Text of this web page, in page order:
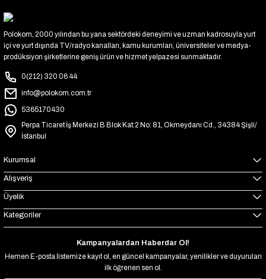
Polokom, 2000 yılından bu yana sektördeki deneyimi ve uzman kadrosuyla yurt
içi ve yurt dışında TV/radyo kanalları, kamu kurumları, üniversiteler ve medya-
prodüksiyon şirketlerine geniş ürün ve hizmet yelpazesi sunmaktadır.
0(212) 320 06 44
info@polokom.com.tr
5365170430
Perpa Ticaret İş Merkezi B Blok Kat:2 No: 81, Okmeydanı Cd., 34384 Şişli/
İstanbul
Kurumsal
Alışveriş
Üyelik
Kategoriler
Kampanyalardan Haberdar Ol!
Hemen E-posta listemize kayıt ol, en güncel kampanyalar, yenilikler ve duyuruları
ilk öğrenen sen ol.